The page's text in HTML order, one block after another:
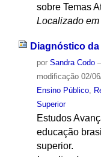
sobre Temas
Localizado em
Diagnóstico
por Sandra Codo
modificação02/
Ensino Público,
Superior
Estudos
educação
superior.